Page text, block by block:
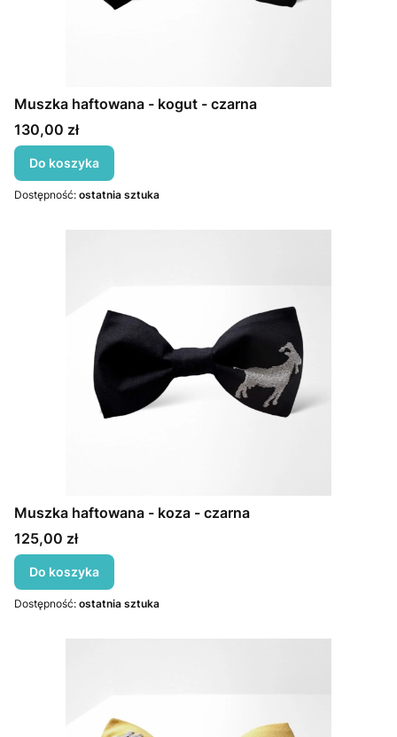
Muszka haftowana - kogut - czarna
Cena
130,00 zł
Do koszyka
Dostępność: ostatnia sztuka
Muszka haftowana - koza - czarna
Cena
125,00 zł
Do koszyka
Dostępność: ostatnia sztuka